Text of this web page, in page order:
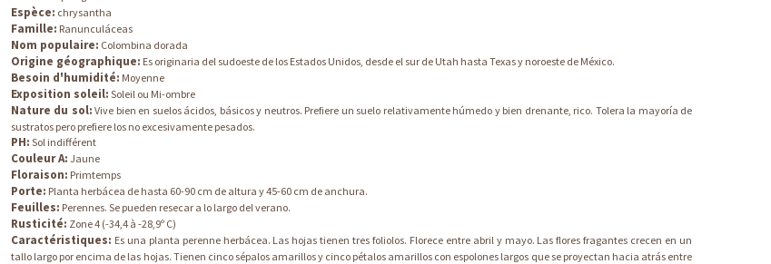
Espèce: chrysantha
Famille: Ranunculáceas
Nom populaire: Colombina dorada
Origine géographique: Es originaria del sudoeste de los Estados Unidos, desde el sur de Utah hasta Texas y noroeste de México.
Besoin d'humidité: Moyenne
Exposition soleil: Soleil ou Mi-ombre
Nature du sol: Vive bien en suelos ácidos, básicos y neutros. Prefiere un suelo relativamente húmedo y bien drenante, rico. Tolera la mayoría de
sustratos pero prefiere los no excesivamente pesados.
PH: Sol indifférent
Couleur A: Jaune
Floraison: Primtemps
Porte: Planta herbácea de hasta 60-90 cm de altura y 45-60 cm de anchura.
Feuilles: Perennes. Se pueden resecar a lo largo del verano.
Rusticité: Zone 4 (-34,4 à -28,9º C)
Caractéristiques: Es una planta perenne herbácea. Las hojas tienen tres foliolos. Florece entre abril y mayo. Las flores fragantes crecen en un
tallo largo por encima de las hojas. Tienen cinco sépalos amarillos y cinco pétalos amarillos con espolones largos que se proyectan hacia atrás entre